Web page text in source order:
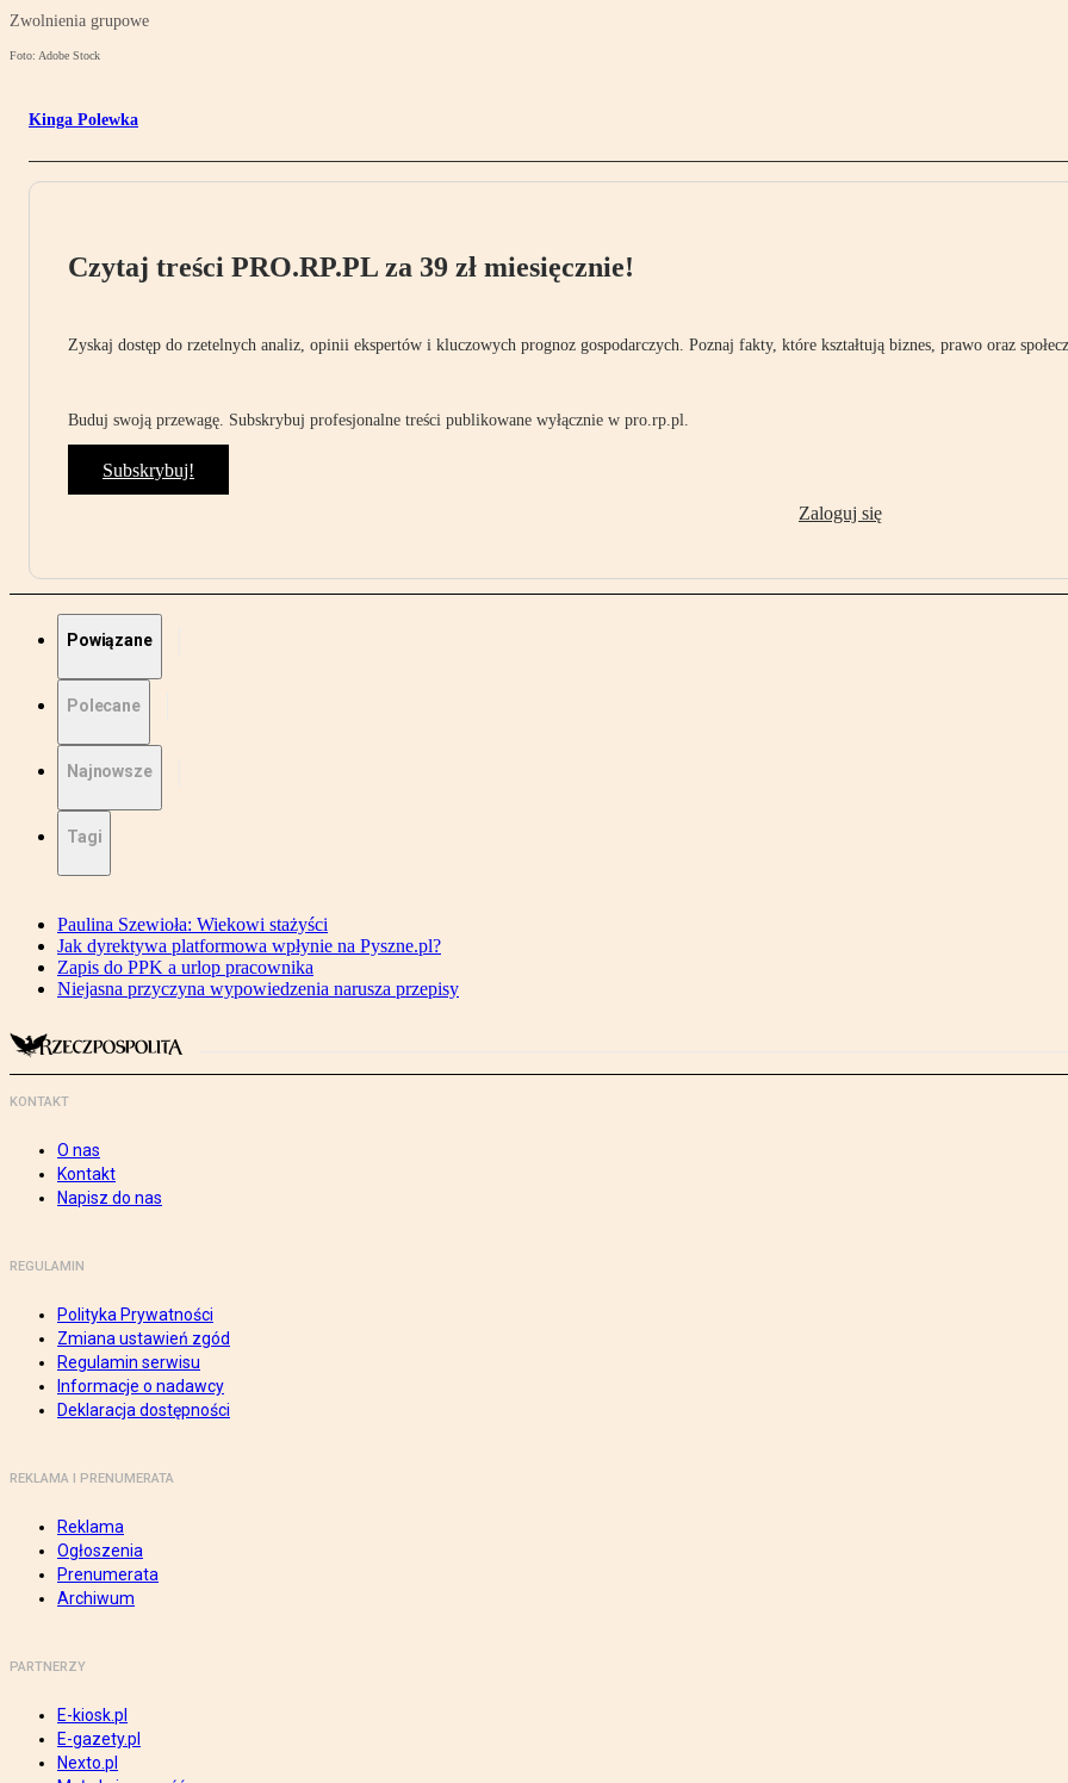
Zwolnienia grupowe
Foto: Adobe Stock
Kinga Polewka
Czytaj treści PRO.RP.PL za 39 zł miesięcznie!
Zyskaj dostęp do rzetelnych analiz, opinii ekspertów i kluczowych prognoz gospodarczych. Poznaj fakty, które kształtują biznes, prawo oraz
Buduj swoją przewagę. Subskrybuj profesjonalne treści publikowane wyłącznie w pro.rp.pl.
Subskrybuj!
Zaloguj się
Powiązane
Polecane
Najnowsze
Tagi
Paulina Szewioła: Wiekowi stażyści
Jak dyrektywa platformowa wpłynie na Pyszne.pl?
Zapis do PPK a urlop pracownika
Niejasna przyczyna wypowiedzenia narusza przepisy
KONTAKT
O nas
Kontakt
Napisz do nas
REGULAMIN
Polityka Prywatności
Zmiana ustawień zgód
Regulamin serwisu
Informacje o nadawcy
Deklaracja dostępności
REKLAMA I PRENUMERATA
Reklama
Ogłoszenia
Prenumerata
Archiwum
PARTNERZY
E-kiosk.pl
E-gazety.pl
Nexto.pl